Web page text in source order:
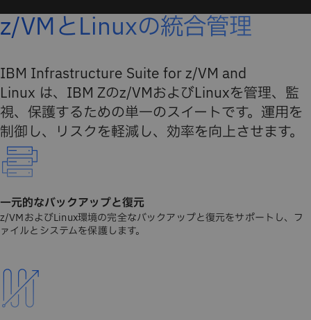
z/VMとLinuxの統合管理
IBM Infrastructure Suite for z/VM and
Linux は、IBM Zのz/VMおよびLinuxを管理、監
視、保護するための単一のスイートです。運用を
制御し、リスクを軽減し、効率を向上させます。
一元的なバックアップと復元
z/VMおよびLinux環境の完全なバックアップと復元をサポートし、フ
ァイルとシステムを保護します。